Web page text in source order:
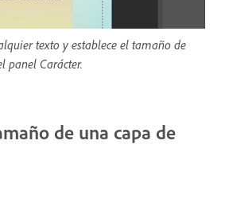
texto y establece el tamaño de
panel Carácter.
de una capa de